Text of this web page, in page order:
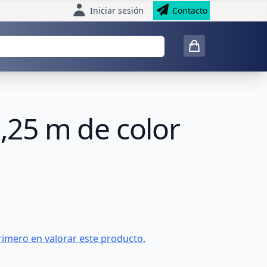
Iniciar sesión Contacto
m de color
en valorar este producto.